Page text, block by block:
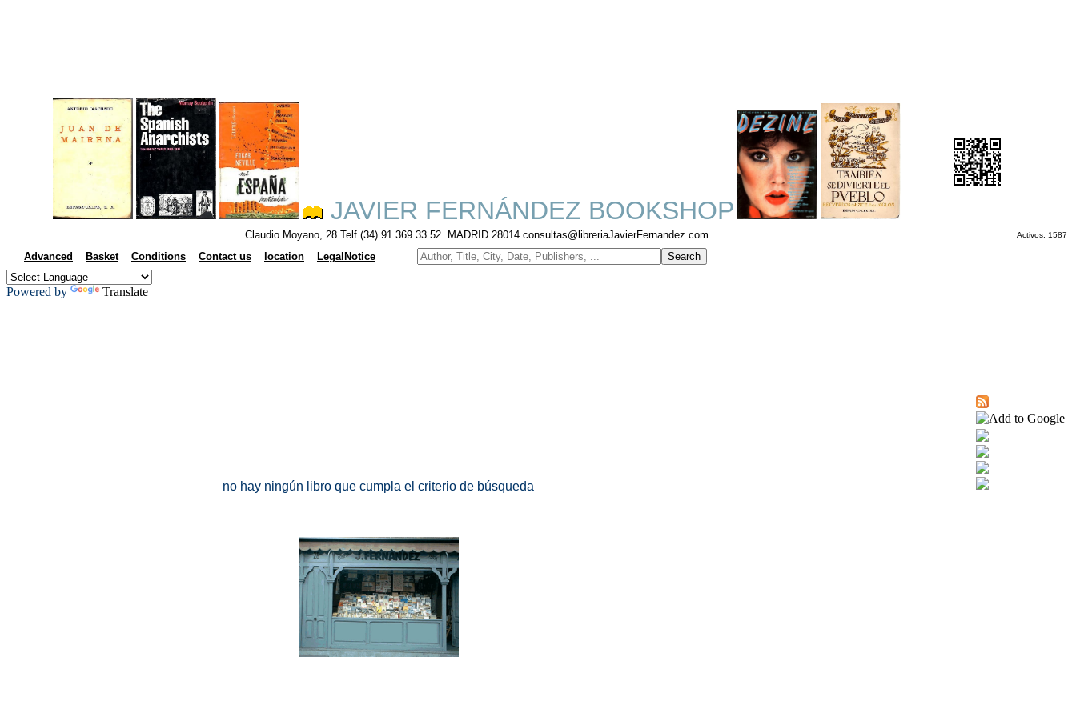
JAVIER FERNÁNDEZ BOOKSHOP
Claudio Moyano, 28 Telf.(34) 91.369.33.52 MADRID 28014 consultas@libreriaJavierFernandez.com Activos: 1587
Advanced Basket Conditions Contact us location LegalNotice
Powered by Translate
no hay ningún libro que cumpla el criterio de búsqueda